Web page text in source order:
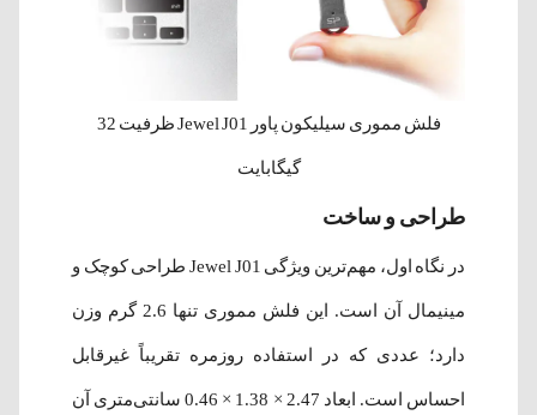
فلش مموری سیلیکون پاور Jewel J01 ظرفیت 32
گیگابایت
طراحی و ساخت
در نگاه اول، مهم‌ترین ویژگی Jewel J01 طراحی کوچک و
مینیمال آن است. این فلش مموری تنها 2.6 گرم وزن
دارد؛ عددی که در استفاده روزمره تقریباً غیرقابل
احساس است. ابعاد 2.47 × 1.38 × 0.46 سانتی‌متری آن